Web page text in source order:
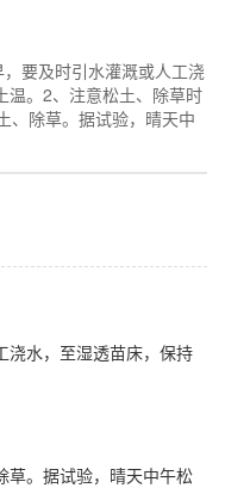
及时引水灌溉或人工浇
温。2、注意松土、除草时
除草。据试验，晴天中
水，至湿透苗床，保持
。据试验，晴天中午松